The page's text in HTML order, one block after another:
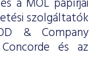
a MOL papírjai
szolgáltatók
& Company
és az